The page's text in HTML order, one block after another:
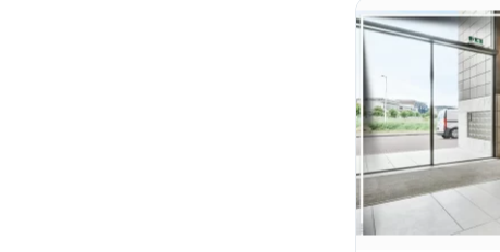
أكثر تميزاً.نحن نولي اهتماماً كبيراً بالتصاميم
أي مدينة أخرى بكل سهولة. مع خدمتنا، ستتمكن من
من رونق المكان.
الصوتية. يساعد هذا النوع في تقليل انتقال الصوت
ويقلل من استهلاك الطاقة. مثالي للمنازل